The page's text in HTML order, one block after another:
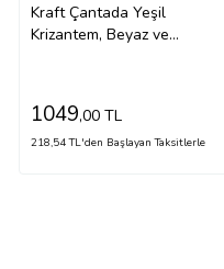
Kraft Çantada Yeşil
Krizantem, Beyaz ve
1049,00 TL
218,54 TL'den Başlayan Taksitlerle